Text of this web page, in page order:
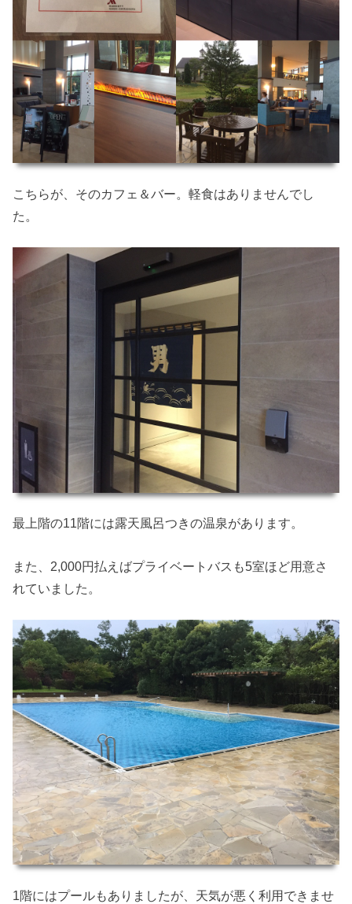
こちらが、そのカフェ＆バー。軽食はありませんでし
た。
最上階の11階には露天風呂つきの温泉があります。
また、2,000円払えばプライベートバスも5室ほど用意さ
れていました。
1階にはプールもありましたが、天気が悪く利用できませ